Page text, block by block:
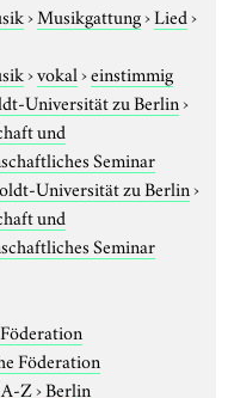
›Musikgattung›Lied›
›vokal›einstimmig
Universität zu Berlin›
und
Seminar
Universität zu Berlin›
und
Seminar
Föderation
Z›Berlin